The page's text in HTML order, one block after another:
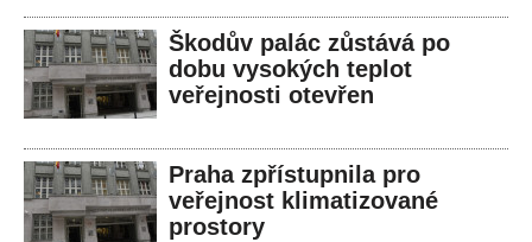
Škodův palác zůstává po
dobu vysokých teplot
veřejnosti otevřen
Praha zpřístupnila pro
veřejnost klimatizované
prostory